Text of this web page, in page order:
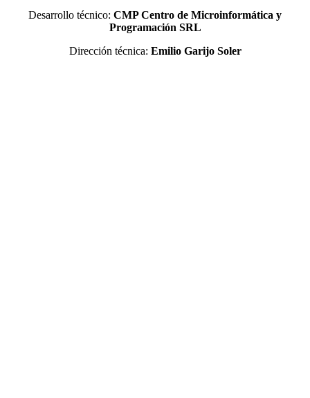
Desarrollo técnico: CMP Centro de Microinformática y
Programación SRL
Dirección técnica: Emilio Garijo Soler